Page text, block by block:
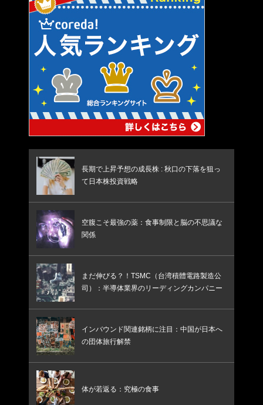
長期で上昇予想の成長株 : 秋口の下落を狙っ
て日本株投資戦略
空腹こそ最強の薬：食事制限と脳の不思議な
関係
まだ伸びる？！TSMC（台湾積體電路製造公
司）：半導体業界のリーディングカンパニー
インバウンド関連銘柄に注目：中国が日本へ
の団体旅行解禁
体が若返る：究極の食事